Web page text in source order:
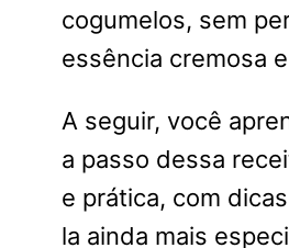
cogumelos, sem
essência cremosa
A seguir, você
a passo dessa
e prática, com
la ainda mais